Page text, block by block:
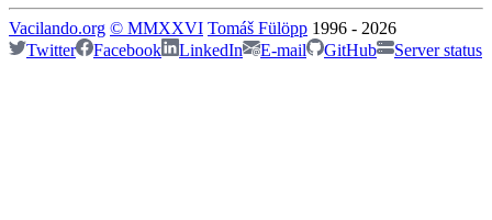
Vacilando.org © MMXXVI Tomáš Fülöpp 1996 - 2026
Twitter
Facebook LinkedIn E-mail GitHub Server status